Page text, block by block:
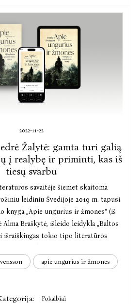
2022-11-22
Žalytė: gamta turi galią
į realybę ir priminti, kas iš
tiesų svarbu
savaitėje šiemet skaitoma
leidiniu Švedijoje 2019 m. tapusi
knyga „Apie ungurius ir žmones“ (iš
Alma Braškytė, išleido leidykla „Baltos
išraiškingas tokio tipo literatūros
apie ungurius ir žmones
Pokalbiai